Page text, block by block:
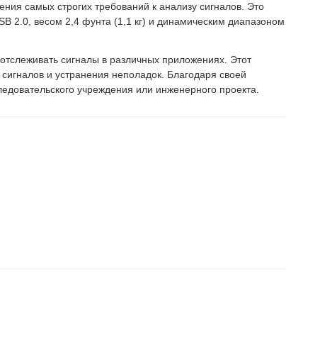
самых строгих требований к анализу сигналов. Это
2.0, весом 2,4 фунта (1,1 кг) и динамическим диапазоном
сигналы в различных приложениях. Этот
и устранения неполадок. Благодаря своей
учреждения или инженерного проекта.